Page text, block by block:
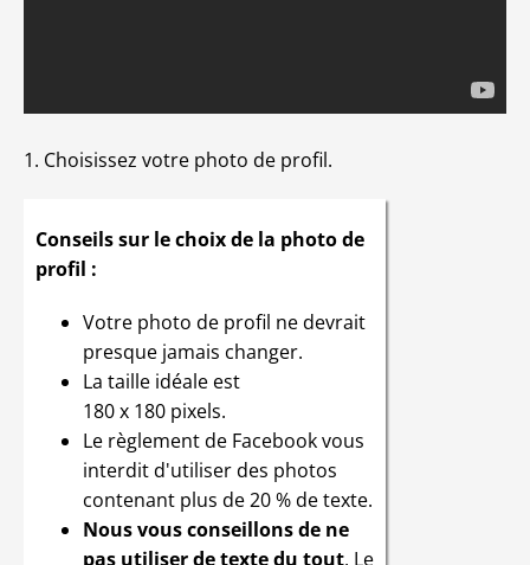
1. Choisissez votre photo de profil.
Conseils sur le choix de la photo de
profil :
Votre photo de profil ne devrait
presque jamais changer.
La taille idéale est
180 x 180 pixels.
Le règlement de Facebook vous
interdit d'utiliser des photos
contenant plus de 20 % de texte.
Nous vous conseillons de ne
pas utiliser de texte du tout. Le